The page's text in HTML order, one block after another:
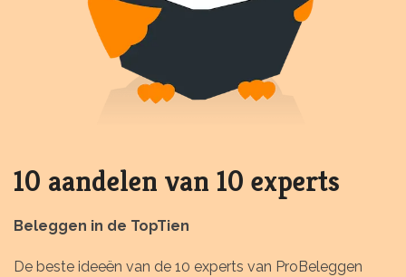
10 aandelen van 10 experts
Beleggen in de TopTien
De beste ideeën van de 10 experts van ProBeleggen